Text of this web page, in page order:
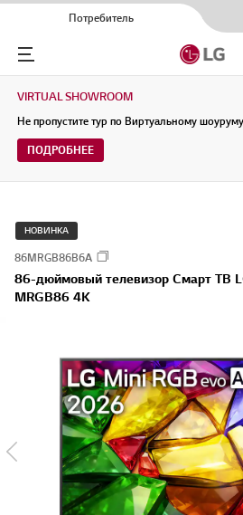
Потребитель
Menu
VIRTUAL SHOWROOM
Не пропустите тур по Виртуальному
ПОДРОБНЕЕ
НОВИНКА
86MRGB86B6A
86-дюймовый телевизор Смарт ТВ
MRGB86 4K